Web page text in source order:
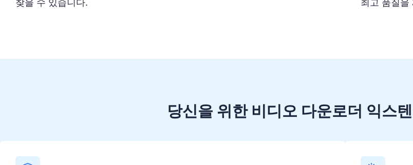
찾을 수 있습니다.
최고 품질을
당신을 위한 비디오 다운로더 익스